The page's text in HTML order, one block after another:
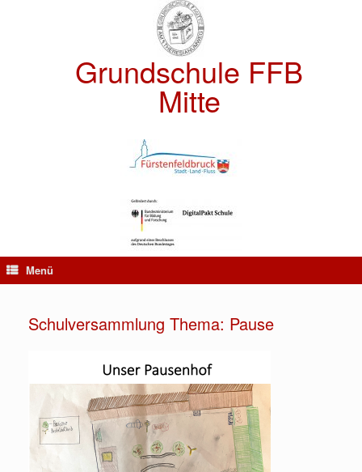
Grundschule FFB
Mitte
Menü
Schulversammlung Thema: Pause